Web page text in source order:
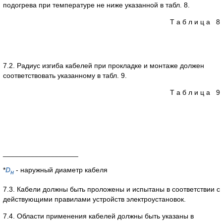
подогрева при температуре не ниже указанной в табл. 8.
Т а б л и ц а 8
7.2. Радиус изгиба кабелей при прокладке и монтаже должен
соответствовать указанному в табл. 9.
Т а б л и ц а 9
*Dн - наружный диаметр кабеля
7.3. Кабели должны быть проложены и испытаны в соответствии с
действующими правилами устройств электроустановок.
7.4. Области применения кабелей должны быть указаны в